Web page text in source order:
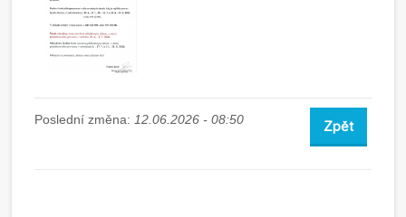
Poslední změna:12.06.2026 - 08:50 Zpět